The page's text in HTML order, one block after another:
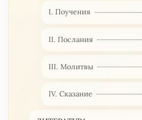
I. Поучения
II. Послания
III. Молитвы
IV. Сказание